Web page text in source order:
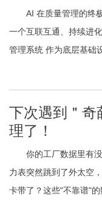
AI 在质量管理的终
一个互联互通、持续进
管理系统 作为底层基础
下次遇到＂奇
理了！
你的工厂数据里有
力表突然跳到了外太空
卡带了？这些"不靠谱"